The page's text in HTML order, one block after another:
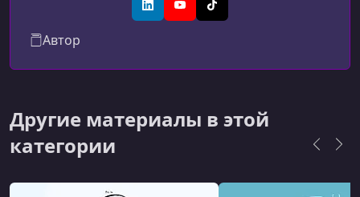
LinkedInYouTubeTikTok
Автор
Другие материалы в этой
категории